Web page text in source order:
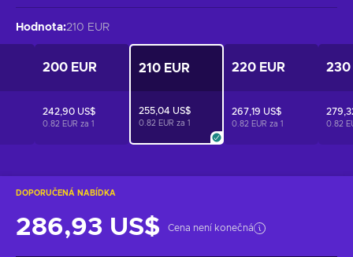
DOPORUČENÁ NABÍDKA
286,93 US$ Cena není konečná
Hodnota:210 EUR
200 EUR
242,90 US$
0.82 EUR za 1
210 EUR
255,04 US$
0.82 EUR za 1
220 EUR
267,19 US$
0.82 EUR za 1
230
0.82